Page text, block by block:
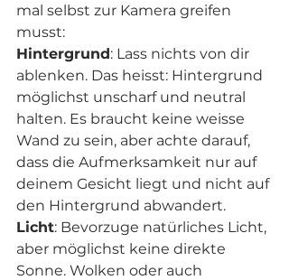
mal selbst zur Kamera greifen
musst:
Hintergrund: Lass nichts von dir
ablenken. Das heisst: Hintergrund
möglichst unscharf und neutral
halten. Es braucht keine weisse
Wand zu sein, aber achte darauf,
dass die Aufmerksamkeit nur auf
deinem Gesicht liegt und nicht auf
den Hintergrund abwandert.
Licht: Bevorzuge natürliches Licht,
aber möglichst keine direkte
Sonne. Wolken oder auch